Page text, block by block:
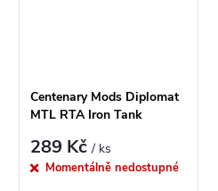
Centenary Mods Diplomat
MTL RTA Iron Tank
289 Kč/ ks
Momentálně nedostupné